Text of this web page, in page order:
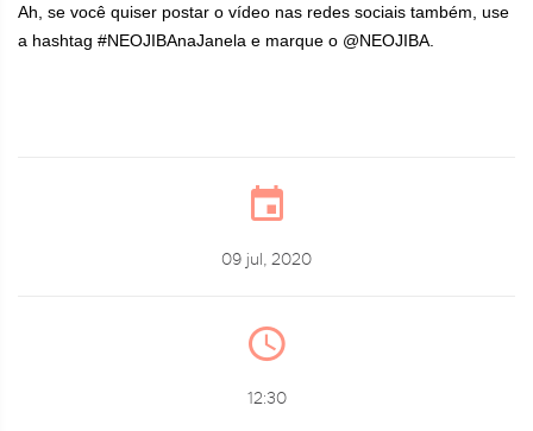
Ah, se você quiser postar o vídeo nas redes sociais também, use
a hashtag #NEOJIBAnaJanela e marque o @NEOJIBA.
09 jul, 2020
12:30